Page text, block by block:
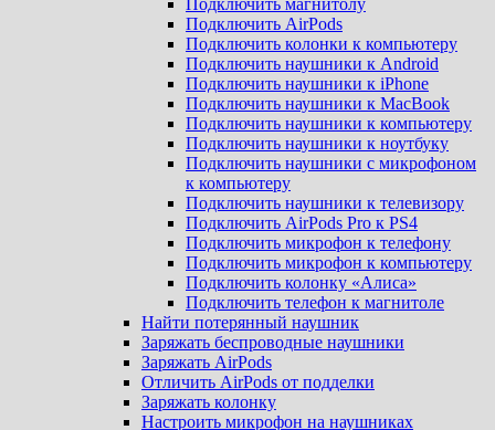
Подключить магнитолу
Подключить AirPods
Подключить колонки к компьютеру
Подключить наушники к Android
Подключить наушники к iPhone
Подключить наушники к MacBook
Подключить наушники к компьютеру
Подключить наушники к ноутбуку
Подключить наушники с микрофоном
к компьютеру
Подключить наушники к телевизору
Подключить AirPods Pro к PS4
Подключить микрофон к телефону
Подключить микрофон к компьютеру
Подключить колонку «Алиса»
Подключить телефон к магнитоле
Найти потерянный наушник
Заряжать беспроводные наушники
Заряжать AirPods
Отличить AirPods от подделки
Заряжать колонку
Настроить микрофон на наушниках